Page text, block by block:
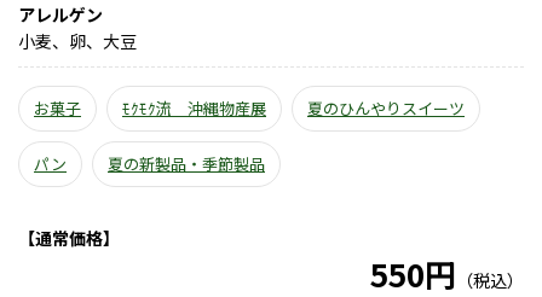
アレルゲン
小麦、卵、大豆
お菓子 ﾓｸﾓｸ流 沖縄物産展 夏のひんやりスイーツ
パン 夏の新製品・季節製品
【通常価格】
550円 （税込）